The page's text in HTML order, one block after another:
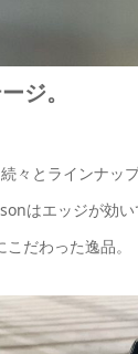
ジ。
々とラインナッ
はエッジが効い
だわった逸品。